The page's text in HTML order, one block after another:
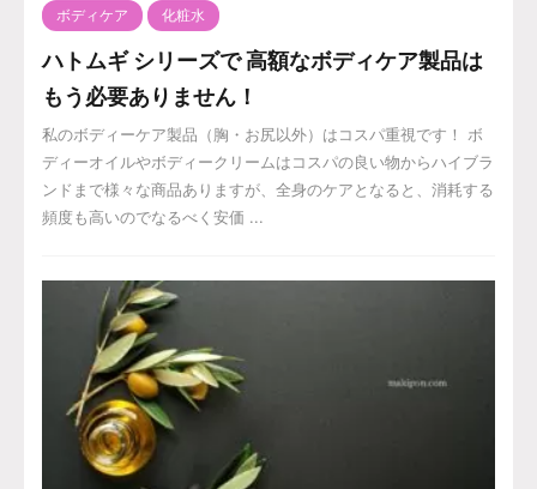
ボディケア 化粧水
ハトムギ シリーズで 高額なボディケア製品は
もう必要ありません！
私のボディーケア製品（胸・お尻以外）はコスパ重視です！ ボ
ディーオイルやボディークリームはコスパの良い物からハイブラ
ンドまで様々な商品ありますが、全身のケアとなると、消耗する
頻度も高いのでなるべく安価 ...